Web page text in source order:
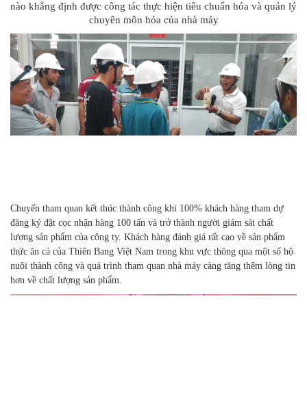
nào khẳng định được công tác thực hiện tiêu chuẩn hóa và quản lý
chuyên môn hóa của nhà máy
Chuyến tham quan kết thúc thành công khi 100% khách hàng tham dự
đăng ký đặt cọc nhận hàng 100 tấn và trở thành người giám sát chất
lượng sản phẩm của công ty. Khách hàng đánh giá rất cao về sản phẩm
thức ăn cá của Thiên Bang Việt Nam trong khu vực thông qua một số hộ
nuôi thành công và quá trình tham quan nhà máy càng tăng thêm lòng tin
hơn về chất lượng sản phẩm.